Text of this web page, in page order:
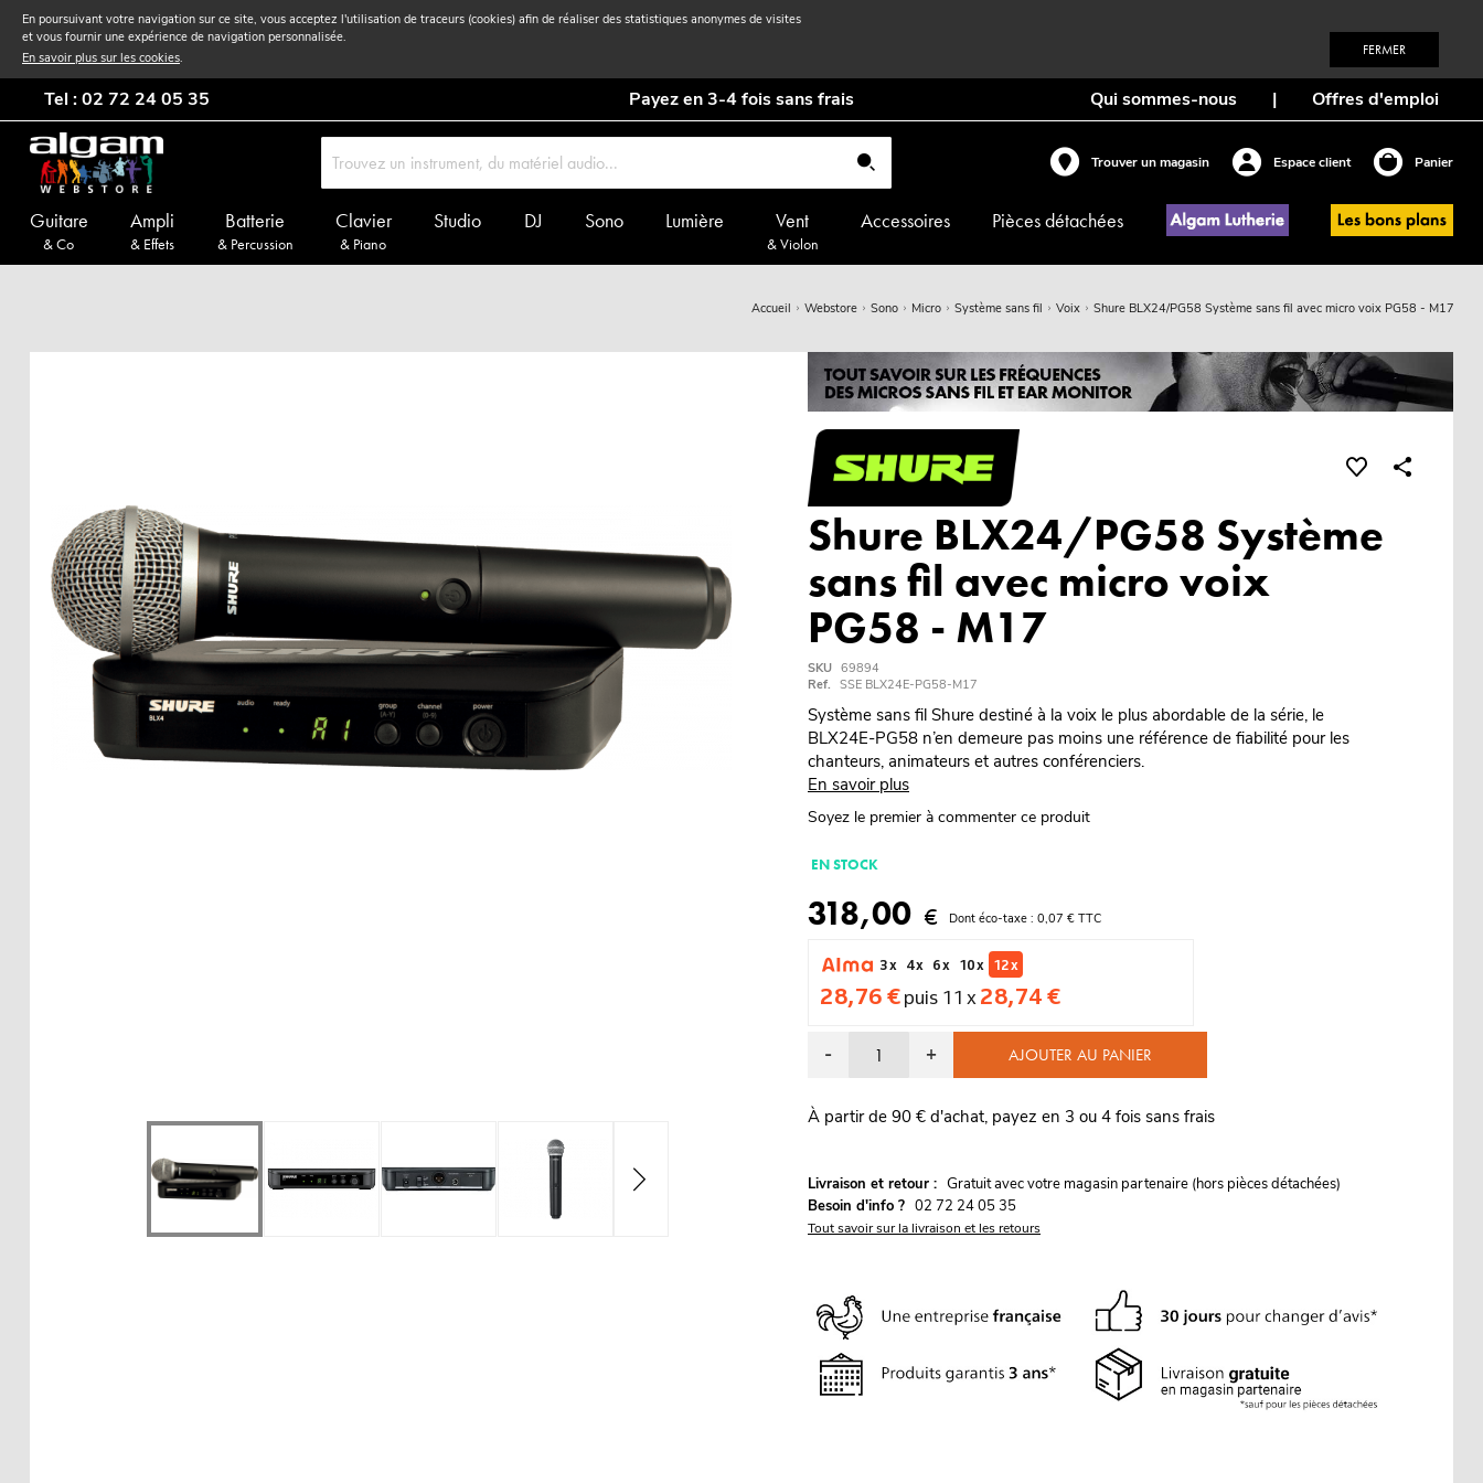
En poursuivant votre navigation sur ce site, vous acceptez l'utilisation de traceurs (cookies) afin de réaliser des statistiques anonymes de visites
et vous fournir une expérience de navigation personnalisée.
En savoir plus sur les cookies. FERMER
Tel : 02 72 24 05 35 Payez en 3-4 fois sans frais Qui sommes-nous | Offres d'emploi
Trouver un magasin Espace client Panier
Guitare
& Co
Ampli
& Effets
Batterie
& Percussion
Clavier
& Piano
Studio DJ Sono Lumière Vent
& Violon
Accessoires Pièces détachées
Accueil Webstore Sono Micro Système sans fil Voix Shure BLX24/PG58 Système sans fil avec micro voix PG58 - M17
Shure BLX24/PG58 Système
sans fil avec micro voix
PG58 - M17
SKU 69894
Ref. SSE BLX24E-PG58-M17
Système sans fil Shure destiné à la voix le plus abordable de la série, le
BLX24E-PG58 n’en demeure pas moins une référence de fiabilité pour les
chanteurs, animateurs et autres conférenciers.
En savoir plus
Soyez le premier à commenter ce produit
EN STOCK
318,00 € Dont éco-taxe : 0,07 € TTC
3 x 4 x 6 x 10 x 12 x
28,76 €puis 11 x28,74 €
- + AJOUTER AU PANIER
À partir de 90 € d'achat, payez en 3 ou 4 fois sans frais
Livraison et retour : Gratuit avec votre magasin partenaire (hors pièces détachées)
Besoin d'info ? 02 72 24 05 35
Tout savoir sur la livraison et les retours